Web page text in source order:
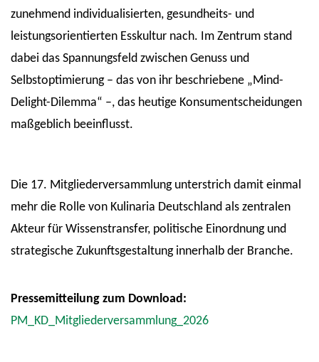
zunehmend individualisierten, gesundheits- und
leistungsorientierten Esskultur nach. Im Zentrum stand
dabei das Spannungsfeld zwischen Genuss und
Selbstoptimierung – das von ihr beschriebene „Mind-
Delight-Dilemma“ –, das heutige Konsumentscheidungen
maßgeblich beeinflusst.
Die 17. Mitgliederversammlung unterstrich damit einmal
mehr die Rolle von Kulinaria Deutschland als zentralen
Akteur für Wissenstransfer, politische Einordnung und
strategische Zukunftsgestaltung innerhalb der Branche.
Pressemitteilung zum Download:
PM_KD_Mitgliederversammlung_2026